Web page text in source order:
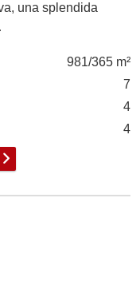
una splendida
981/365 m²
7
4
4